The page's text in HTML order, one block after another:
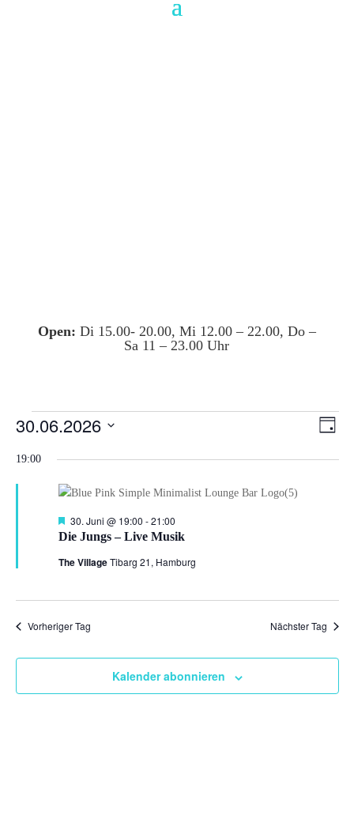
Open: Di 15.00- 20.00, Mi 12.00 – 22.00, Do –
Sa 11 – 23.00 Uhr
Veranstaltungen
30.
2026
Tag
30.06.2026
wählen.
19:00
Die Jungs – Live Musik
Hervorgehoben
30. Juni @ 19:00 -21:00
The VillageTibarg 21, Hamburg
Vorheriger Tag Nächster Tag
Kalender abonnieren